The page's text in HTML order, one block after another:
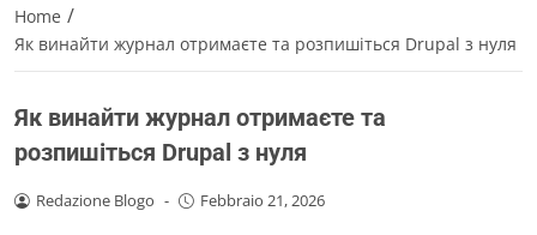
Home /
Як винайти журнал отримаєте та розпишіться Drupal з нуля
Як винайти журнал отримаєте та
розпишіться Drupal з нуля
Redazione Blogo - Febbraio 21, 2026